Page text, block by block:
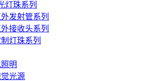
灯珠系列
发射管系列
接收头系列
灯珠系列
明
光源